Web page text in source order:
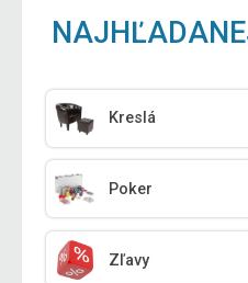
Kreslá
Poker
Zľavy